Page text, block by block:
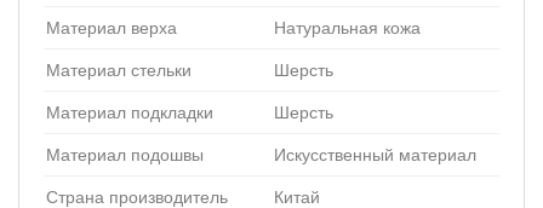
Материал верха Натуральная кожа
Материал стельки Шерсть
Материал подкладки Шерсть
Материал подошвы Искусственный материал
Страна производитель Китай